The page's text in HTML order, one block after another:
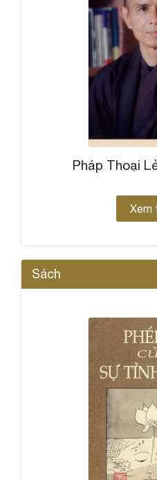
Pháp Thoại
Xem
Sách